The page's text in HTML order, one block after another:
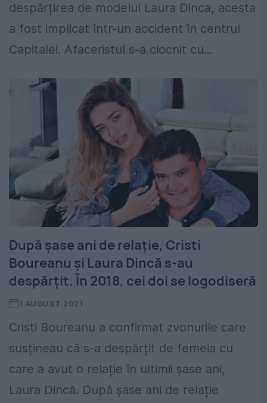
despărțirea de modelul Laura Dinca, acesta
a fost implicat într-un accident în centrul
Capitalei. Afaceristul s-a ciocnit cu...
După șase ani de relație, Cristi
Boureanu și Laura Dincă s-au
despărțit. În 2018, cei doi se logodiseră
1 AUGUST 2021
Cristi Boureanu a confirmat zvonurile care
susțineau că s-a despărțit de femeia cu
care a avut o relație în ultimii șase ani,
Laura Dincă. După șase ani de relație